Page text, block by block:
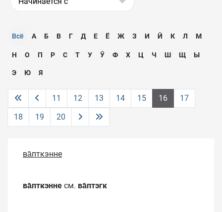
Всё А Б В Г Д Е Ё Ж З И Ӣ К Л М
Н О П Р С Т У Ӯ Ф Х Ц Ч Ш Щ Ы
Э Ю Я
11 12 13 14 15 16
17
18
19 20
ва̄пткэнне
ва̄пткэнне см. ва̄птэгк